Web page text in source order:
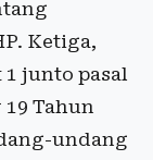
Ketiga,
1 junto pasal
Tahun
undang